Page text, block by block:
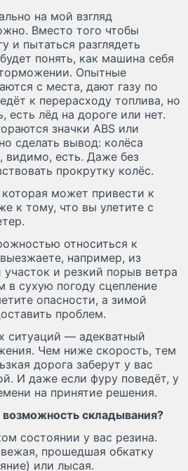
на мой взгляд
Вместо того чтобы
и пытаться разглядеть
понять, как машина себя
Опытные
с места, дают газу по
к перерасходу топлива, но
есть лёд на дороге или нет.
значки ABS или
сделать вывод: колёса
видимо, есть. Даже без
прокрутку колёс.
может привести к
к тому, что вы улетите с
относиться к
например, из
и резкий порыв ветра
в сухую погоду сцепление
опасности, а зимой
проблем.
ситуаций — адекватный
Чем ниже скорость, тем
дорога заберут у вас
И даже если фуру поведёт, у
на принятие решения.
складывания?
состоянии у вас резина.
прошедшая обкатку
или лысая.